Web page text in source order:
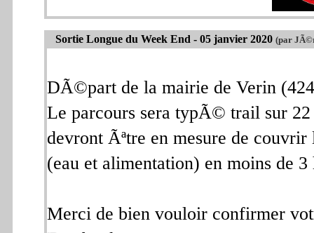
Sortie Longue du Week End - 05 janvier 2020 (par
DÃ©part de la mairie de Verin
Le parcours sera typÃ© trail sur
devront Ãªtre en mesure de
(eau et alimentation) en moins de 3
Merci de bien vouloir confirmer